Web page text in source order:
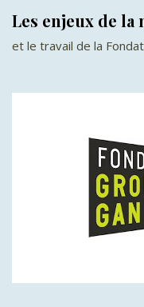
Les enjeux de
et le travail de la